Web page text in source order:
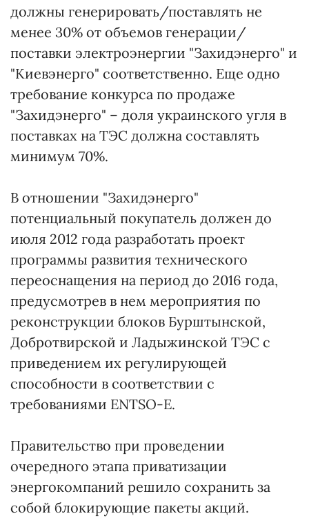
должны генерировать/поставлять не
менее 30% от объемов генерации/
поставки электроэнергии "Захидэнерго" и
"Киевэнерго" соответственно. Еще одно
требование конкурса по продаже
"Захидэнерго" – доля украинского угля в
поставках на ТЭС должна составлять
минимум 70%.
В отношении "Захидэнерго"
потенциальный покупатель должен до
июля 2012 года разработать проект
программы развития технического
переоснащения на период до 2016 года,
предусмотрев в нем мероприятия по
реконструкции блоков Бурштынской,
Добротвирской и Ладыжинской ТЭС с
приведением их регулирующей
способности в соответствии с
требованиями ENTSO-E.
Правительство при проведении
очередного этапа приватизации
энергокомпаний решило сохранить за
собой блокирующие пакеты акций.